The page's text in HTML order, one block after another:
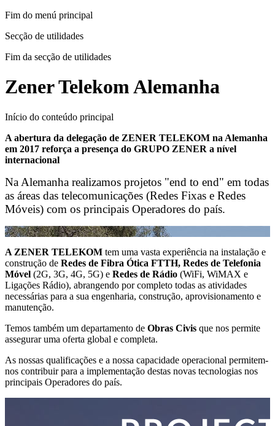
Fim do menú principal
Secção de utilidades
Fim da secção de utilidades
Zener Telekom Alemanha
Início do conteúdo principal
A abertura da delegação de ZENER TELEKOM na Alemanha
em 2017 reforça a presença do GRUPO ZENER a nível
internacional
Na Alemanha realizamos projetos "end to end" em todas
as áreas das telecomunicações (Redes Fixas e Redes
Móveis) com os principais Operadores do país.
A ZENER TELEKOM tem uma vasta experiência na instalação e
construção de Redes de Fibra Ótica FTTH, Redes de Telefonia
Móvel (2G, 3G, 4G, 5G) e Redes de Rádio (WiFi, WiMAX e
Ligações Rádio), abrangendo por completo todas as atividades
necessárias para a sua engenharia, construção, aprovisionamento e
manutenção.
Temos também um departamento de Obras Civis que nos permite
assegurar uma oferta global e completa.
As nossas qualificações e a nossa capacidade operacional permitem-
nos contribuir para a implementação destas novas tecnologias nos
principais Operadores do país.